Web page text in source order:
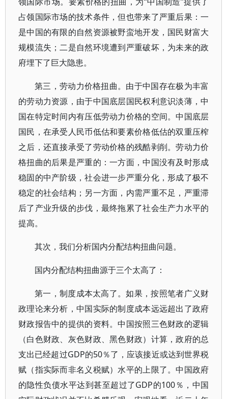
占领国际市场的技术条件，但也带来了严重后果：一
是中国的有限的自然资源被野蛮地开发，国民财富大
规模流失；二是自然环境遭到严重破坏，为未来的政
府埋下了巨大隐患。
第三，劳动力价格扭曲。由于中国存在极为丰富
的劳动力资源，由于中国底层国民权利意识淡薄，中
国在特定时间内有压低劳动力价格的空间。中国底层
国民，在承受人民币低估和要素价格低估的双重压榨
之后，还直接承受了劳动价格的残酷剥削。劳动力价
格扭曲的后果是严重的：一方面，中国没有及时形成
稳固的中产阶级，社会进一步严重分化，形成了极不
稳定的社会结构；另一方面，内需严重不足，严重滞
后了产业升级的步伐，最终拖累了社会生产力水平的
提高。
其次，我们分析国内分配结构扭曲问题。
国内分配结构扭曲源于三个太高了：
第一，制度成本太高了。如果，按照笔者广义财
政理论来分析，中国实际的制度成本远远超出了政府
财政报告中的提供的资料。中国按照三色财政的逻辑
（白色财政、灰色财政、黑色财政）计算，政府的总
支出已经超过GDP的50％了，应该接近或达到世界税
赋（指实际而非名义税赋）水平的上限了。中国政府
的隐性负债水平达到甚至超过了GDP的100％，中国